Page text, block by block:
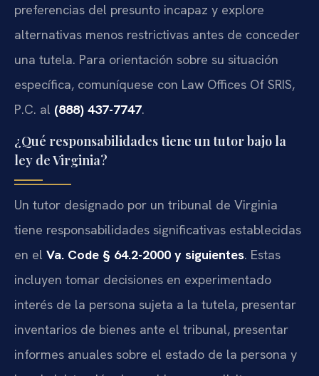
preferencias del presunto incapaz y explore
alternativas menos restrictivas antes de conceder
una tutela. Para orientación sobre su situación
específica, comuníquese con Law Offices Of SRIS,
P.C. al (888) 437-7747.
¿Qué responsabilidades tiene un tutor bajo la
ley de Virginia?
Un tutor designado por un tribunal de Virginia
tiene responsabilidades significativas establecidas
en el Va. Code § 64.2-2000 y siguientes. Estas
incluyen tomar decisiones en experimentado
interés de la persona sujeta a la tutela, presentar
inventarios de bienes ante el tribunal, presentar
informes anuales sobre el estado de la persona y